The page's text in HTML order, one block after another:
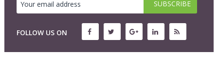
FOLLOW US ON